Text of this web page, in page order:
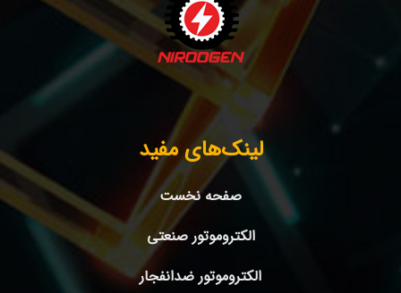
لینک‌های مفید
صفحه نخست
الکتروموتور صنعتی
الکتروموتور ضدانفجار